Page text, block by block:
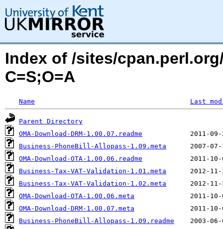
Index of /sites/
C=S;O=A
Name Last
Parent Directory
OMA-Download-DRM-1.00.07.readme
Business-PhoneBill-Allopass-1.09.meta
OMA-Download-OTA-1.00.06.readme
Business-Tax-VAT-Validation-1.01.meta
Business-Tax-VAT-Validation-1.02.meta
OMA-Download-OTA-1.00.06.meta
OMA-Download-DRM-1.00.07.meta
Business-PhoneBill-Allopass-1.09.readme